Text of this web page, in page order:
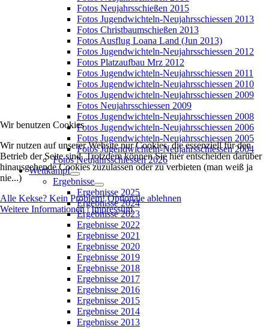
Fotos Neujahrsschießen 2015
Fotos Jugendwichteln-Neujahrsschiessen 2013
Fotos Christbaumschießen 2013
Fotos Ausflug Loana Land (Jun 2013)
Fotos Jugendwichteln-Neujahrsschiessen 2012
Fotos Platzaufbau Mrz 2012
Fotos Jugendwichteln-Neujahrsschiessen 2011
Fotos Jugendwichteln-Neujahrsschiessen 2010
Fotos Jugendwichteln-Neujahrsschiessen 2009
Fotos Neujahrsschiessen 2009
Fotos Jugendwichteln-Neujahrsschiessen 2008
Fotos Jugendwichteln-Neujahrsschiessen 2006
Fotos Jugendwichteln-Neujahrsschiessen 2005
Fotos Jugendwichteln-Neujahrsschiessen 2004
Fotos Neujahrsschiessen 2026
Wettkampf
Ergebnisse
Ergebnisse 2025
Ergebnisse 2024
Ergebnisse 2023
Ergebnisse 2022
Ergebnisse 2021
Ergebnisse 2020
Ergebnisse 2019
Ergebnisse 2018
Ergebnisse 2017
Ergebnisse 2016
Ergebnisse 2015
Ergebnisse 2014
Ergebnisse 2013
Wir benutzen Cookies
Wir nutzen auf unserer Website nur Cookies, die essenziell für den
Betrieb der Seite sind. Trotzdem können Sie hier entscheiden darüber
hinausgehende Cookies zuzulassen oder zu verbieten (man weiß ja
nie...)
Alle Kekse? Kein Problem! Optionale ablehnen
Weitere Informationen|Impressum